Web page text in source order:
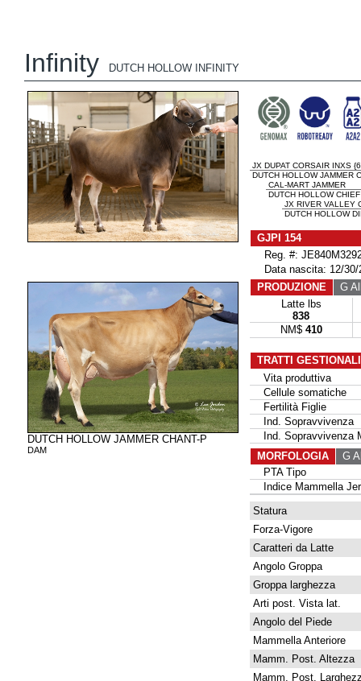
Infinity DUTCH HOLLOW INFINITY
DUTCH HOLLOW JAMMER CHANT-P
DAM
JX DUPAT CORSAIR INXS
DUTCH HOLLOW JAMMER
CAL-MART JAMMER
DUTCH HOLLOW
JX RIVER VALLEY
DUTCH HOLLOW
GJPI 154
Reg. #:
Data nascita: 12/30/
PRODUZIONE
G
Latte lbs
838
NM$ 410
TRATTI
Vita produttiva
Cellule somatiche
Fertilità Figlie
Ind. Sopravvivenza
Ind. Sopravvivenza
MORFOLOGIA
G
PTA Tipo
Indice Mammella
Statura
Forza-Vigore
Caratteri da Latte
Angolo Groppa
Groppa larghezza
Arti post. Vista lat.
Angolo del Piede
Mammella Anteriore
Mamm. Post. Altezza
Mamm. Post.